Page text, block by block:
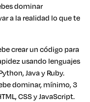
dominar
a la realidad lo que te
crear un código para
usando lenguajes
Java y Ruby.
dominar, mínimo, 3
CSS y JavaScript.